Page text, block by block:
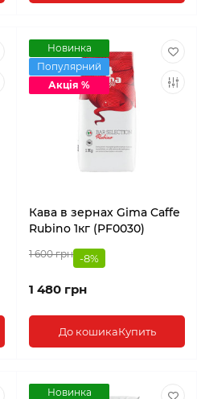
Новинка
Популярний
Акція %
Кава в зернах Gima Caffe
Rubino 1кг (PF0030)
1 600 грн -8%
1 480 грн
До кошикаКупить
Новинка